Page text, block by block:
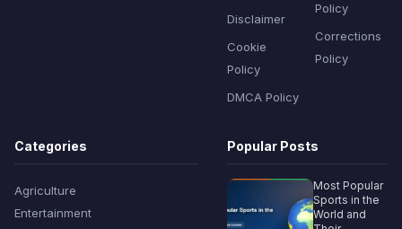
Disclaimer
Cookie
Policy
DMCA Policy
Policy
Corrections
Policy
Categories
Agriculture
Entertainment
Popular Posts
Most Popular
Sports in the
World and